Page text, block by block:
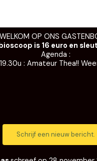
WELKOM OP ONS
is 16 euro en
Agenda :
19.30u : Amateur Thea!!